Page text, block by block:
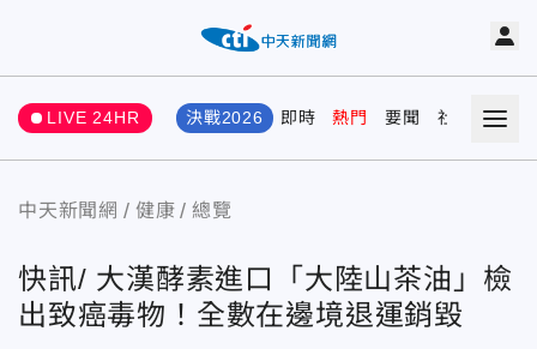
LIVE 24HR 決戰2026 即時 熱門 要聞 社會 娛樂
中天新聞網 健康 總覽
快訊/ 大漢酵素進口「大陸山茶油」檢
出致癌毒物！全數在邊境退運銷毀